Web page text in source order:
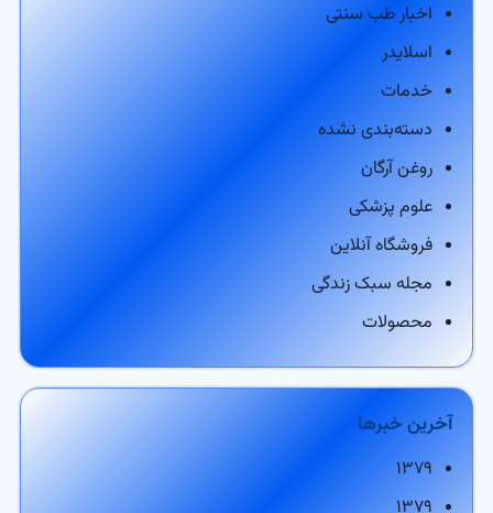
اخبار طب سنتی
اسلایدر
خدمات
دسته‌بندی نشده
روغن آرگان
علوم پزشکی
فروشگاه آنلاین
مجله سبک زندگی
محصولات
آخرین خبرها
۱۳۷۹